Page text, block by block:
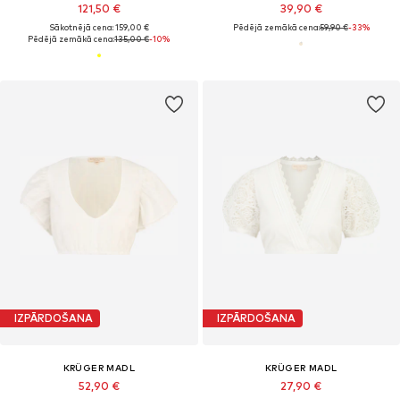
121,50 €
Sākotnējā cena: 159,00 €
Pēdējā zemākā cena:135,00 €-10%
39,90 €
Pēdējā zemākā cena:59,90 €-33%
IZPĀRDOŠANA
KRÜGER MADL
52,90 €
IZPĀRDOŠANA
KRÜGER MADL
27,90 €